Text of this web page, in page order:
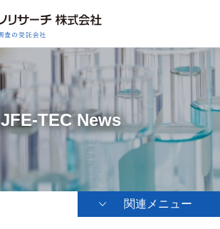
JFE-TEC News
関連メニュー